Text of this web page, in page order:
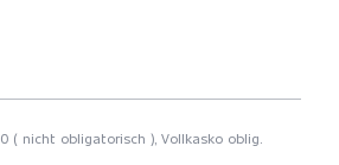
( nicht obligatorisch ), Vollkasko oblig.